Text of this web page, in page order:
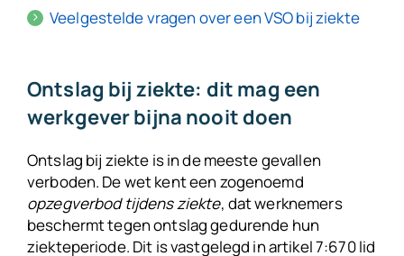
Veelgestelde vragen over een VSO bij ziekte
Ontslag bij ziekte: dit mag een
werkgever bijna nooit doen
Ontslag bij ziekte is in de meeste gevallen
verboden. De wet kent een zogenoemd
opzegverbod tijdens ziekte, dat werknemers
beschermt tegen ontslag gedurende hun
ziekteperiode. Dit is vastgelegd in artikel 7:670 lid